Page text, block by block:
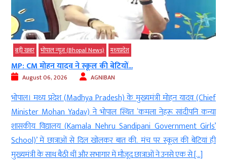
बड़ी खबर भोपाल न्यूज़ (Bhopal News) मध्‍यप्रदेश
MP: CM मोहन यादव ने स्कूल की बेटियों...
August 06, 2026 AGNIBAN
भोपाल। मध्य प्रदेश (Madhya Pradesh) के मुख्यमंत्री मोहन यादव (Chief
Minister Mohan Yadav) ने भोपाल स्थित ‘कमला नेहरू सांदीपनि कन्या
शासकीय विद्यालय (Kamala Nehru Sandipani Government Girls’
School)’ में छात्राओं से दिल खोलकर बात की. मंच पर स्कूल की बेटियां ही
मुख्यमंत्री के साथ बैठी थीं और सभागार में मौजूद छात्राओं ने उनसे एक से […]